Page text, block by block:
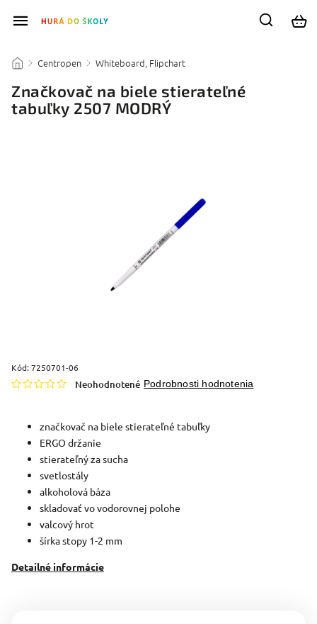
/ Centropen / Whiteboard, Flipchart
Značkovač na biele stierateľné
tabuľky 2507 MODRÝ
Kód:7250701-06
Neohodnotené Podrobnosti hodnotenia
značkovač na biele stierateľné tabuľky
ERGO držanie
stierateľný za sucha
svetlostály
alkoholová báza
skladovať vo vodorovnej polohe
valcový hrot
šírka stopy 1-2 mm
Detailné informácie